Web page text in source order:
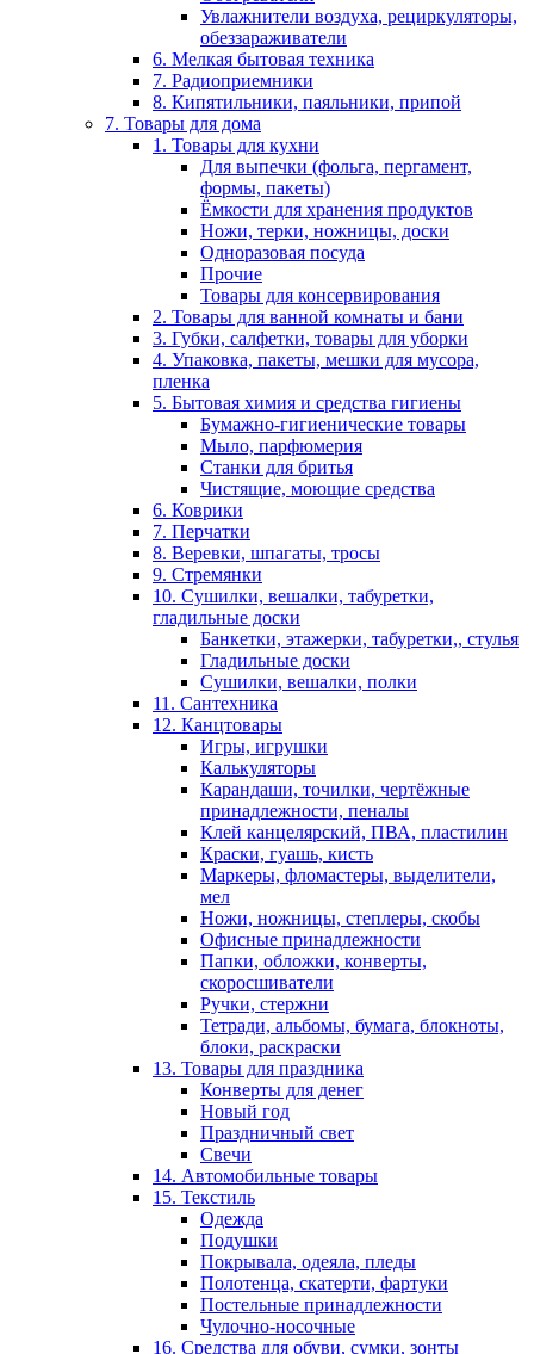
Увлажнители воздуха, рециркуляторы,
обеззараживатели
6. Мелкая бытовая техника
7. Радиоприемники
8. Кипятильники, паяльники, припой
7. Товары для дома
1. Товары для кухни
Для выпечки (фольга, пергамент,
формы, пакеты)
Ёмкости для хранения продуктов
Ножи, терки, ножницы, доски
Одноразовая посуда
Прочие
Товары для консервирования
2. Товары для ванной комнаты и бани
3. Губки, салфетки, товары для уборки
4. Упаковка, пакеты, мешки для мусора,
пленка
5. Бытовая химия и средства гигиены
Бумажно-гигиенические товары
Мыло, парфюмерия
Станки для бритья
Чистящие, моющие средства
6. Коврики
7. Перчатки
8. Веревки, шпагаты, тросы
9. Стремянки
10. Сушилки, вешалки, табуретки,
гладильные доски
Банкетки, этажерки, табуретки,, стулья
Гладильные доски
Сушилки, вешалки, полки
11. Сантехника
12. Канцтовары
Игры, игрушки
Калькуляторы
Карандаши, точилки, чертёжные
принадлежности, пеналы
Клей канцелярский, ПВА, пластилин
Краски, гуашь, кисть
Маркеры, фломастеры, выделители,
мел
Ножи, ножницы, степлеры, скобы
Офисные принадлежности
Папки, обложки, конверты,
скоросшиватели
Ручки, стержни
Тетради, альбомы, бумага, блокноты,
блоки, раскраски
13. Товары для праздника
Конверты для денег
Новый год
Праздничный свет
Свечи
14. Автомобильные товары
15. Текстиль
Одежда
Подушки
Покрывала, одеяла, пледы
Полотенца, скатерти, фартуки
Постельные принадлежности
Чулочно-носочные
16. Средства для обуви, сумки, зонты